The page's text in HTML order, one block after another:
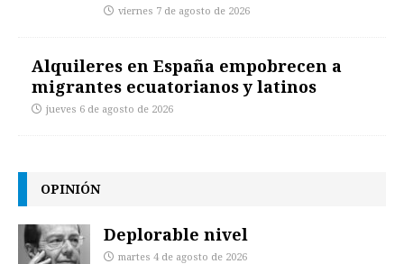
viernes 7 de agosto de 2026
Alquileres en España empobrecen a
migrantes ecuatorianos y latinos
jueves 6 de agosto de 2026
OPINIÓN
Deplorable nivel
martes 4 de agosto de 2026